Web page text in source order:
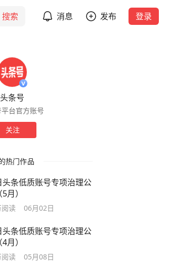
搜索 消息 发布 登录
头条号
台官方账号
关注
热门作品
头条低质账号专项治理公
月）
阅读 06月02日
头条低质账号专项治理公
月）
阅读 05月08日